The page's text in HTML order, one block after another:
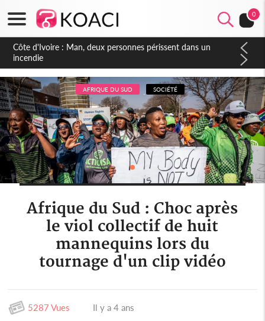
0
Côte d'Ivoire : Séileu, la célébration de la fête nationale
transformée en vaste campagne contre les produits
dépigmentants dangereux
AFRIQUE DU SUD SOCIÉTÉ
Afrique du Sud : Choc après
le viol collectif de huit
mannequins lors du
tournage d'un clip vidéo
5287 Vues Il y a 4 ans